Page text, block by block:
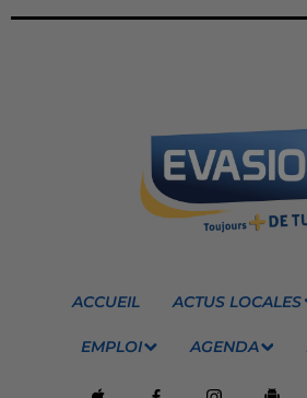
ACCUEIL ACTUS LOCALES
EMPLOI AGENDA